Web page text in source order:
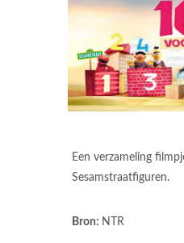
Een verzameling
Sesamstraatfiguren.
Bron: NTR